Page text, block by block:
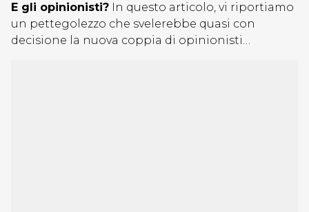
E gli opinionisti? In questo articolo, vi riportiamo
un pettegolezzo che svelerebbe quasi con
decisione la nuova coppia di opinionisti…